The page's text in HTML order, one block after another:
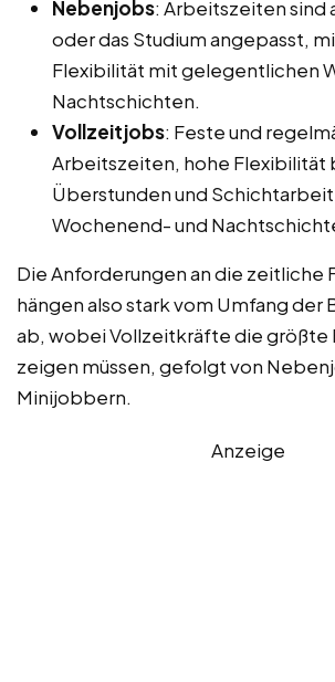
Nebenjobs: Arbeitszeiten sind
oder das Studium angepasst,
Flexibilität mit gelegentlichen
Nachtschichten.
Vollzeitjobs: Feste und
Arbeitszeiten, hohe Flexibilität
Überstunden und
Wochenend- und
Die Anforderungen an die zeitliche
hängen also stark vom Umfang der
ab, wobei Vollzeitkräfte die größte
zeigen müssen, gefolgt von
Minijobbern.
Anzeige